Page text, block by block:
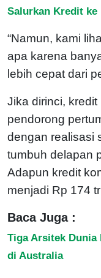
Salurkan Kredit ke
“Namun, kami
apa karena
lebih cepat dari
Jika dirinci,
pendorong
dengan realisasi
tumbuh delapan
Adapun kredit
menjadi Rp 174
Baca Juga :
Tiga Arsitek Dunia
di Australia